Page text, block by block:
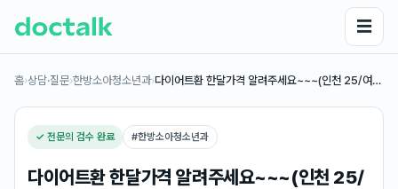
☰
홈›상담·질문›한방소아청소년과›다이어트환 한달가격 알려주세요~~~(인천 25/여…
✓ 전문의 검수 완료 #한방소아청소년과
다이어트환 한달가격 알려주세요~~~(인천 25/